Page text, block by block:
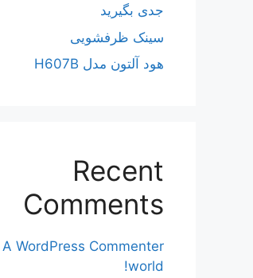
جدی بگیرید
سینک ظرفشویی
هود آلتون مدل H607B
Recent
Comments
A WordPress Commenter
world!